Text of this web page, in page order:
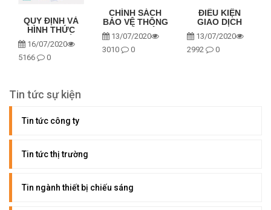
QUY ĐỊNH VÀ
HÌNH THỨC
THANH TOÁN
16/07/2020
5166
0
CHÍNH SÁCH
BẢO VỆ THÔNG
TIN CÁ NHÂN
CỦA NGƯỜI
TIÊU DÙNG
13/07/2020
3010
0
ĐIỀU KIỆN
GIAO DỊCH
CHUNG
13/07/2020
2992
0
Tin tức sự kiện
Tin tức công ty
Tin tức thị trường
Tin ngành thiết bị chiếu sáng